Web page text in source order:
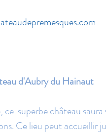
d'Aubry du Hainaut
superbe château saura
Ce lieu peut accueillir